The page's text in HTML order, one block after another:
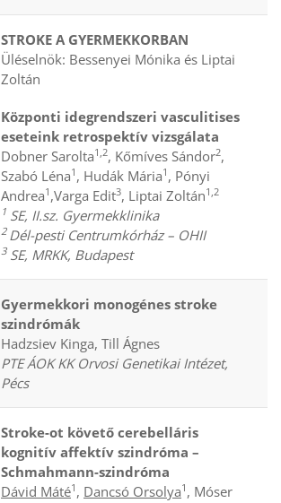
STROKE A GYERMEKKORBAN
Üléselnök: Bessenyei Mónika és Liptai
Zoltán
Központi idegrendszeri vasculitises
eseteink retrospektív vizsgálata
Dobner Sarolta1,2, Kőmíves Sándor2,
Szabó Léna1 , Hudák Mária1 , Pónyi
Andrea1 ,Varga Edit3, Liptai Zoltán1,2
1 SE, II.sz. Gyermekklinika
2 Dél-pesti Centrumkórház – OHII
3SE, MRKK, Budapest
Gyermekkori monogénes stroke
szindrómák
Hadzsiev Kinga, Till Ágnes
PTE ÁOK KK Orvosi Genetikai Intézet,
Pécs
Stroke-ot követő cerebelláris
kognitív affektív szindróma –
Schmahmann-szindróma
Dávid Máté1 , Dancsó Orsolya1 , Móser